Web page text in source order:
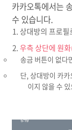
카카오톡에서는
수 있습니다.
상대방의 프로
우측 상단에 원
송금 버튼이 없다
단, 상대방이 카
이지 않을 수